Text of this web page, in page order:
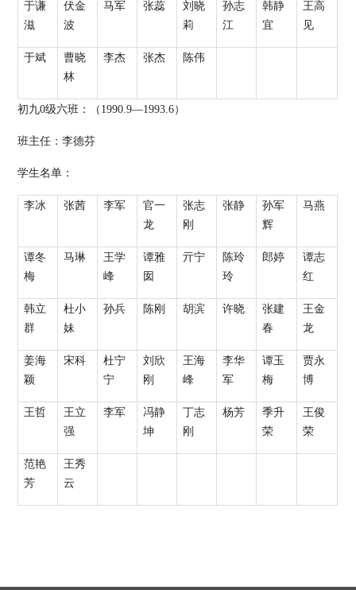
于谦
滋
伏金
波
马军 张蕊
刘晓
莉
孙志
江
韩静
宜
王高
见
于斌
曹晓
林
李杰 张杰 陈伟
初九0级六班：（ 1990.9—1993.6）
班主任：李德芬
学生名单：
李冰 张茜 李军
官一
龙
张志
刚
张静
孙军
辉
马燕
谭冬
梅
马琳
王学
峰
谭雅
囡
亓宁
陈玲
玲
郎婷
谭志
红
韩立
群
杜小
妹
孙兵 陈刚 胡滨 许晓
张建
春
王金
龙
姜海
颖
宋科
杜宁
宁
刘欣
刚
王海
峰
李华
军
谭玉
梅
贾永
博
王哲
王立
强
李军
冯静
坤
丁志
刚
杨芳
季升
荣
王俊
荣
范艳
芳
王秀
云